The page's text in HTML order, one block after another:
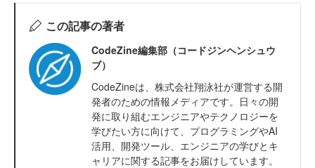
この記事の著者
CodeZine編集部（コードジンヘンシュウ
ブ）
CodeZineは、株式会社翔泳社が運営する開
発者のための情報メディアです。日々の開
発に取り組むエンジニアやテクノロジーを
学びたい方に向けて、プログラミングやAI
活用、開発ツール、エンジニアの学びとキ
ャリアに関する記事をお届けしています。